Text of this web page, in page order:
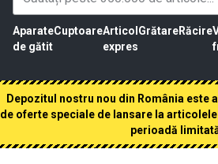
Aparate
de gătit
CuptoareArticol
expres
GrătareRăcire
Depozitul nostru nou din România este
de oferte speciale de lansare la
perioadă